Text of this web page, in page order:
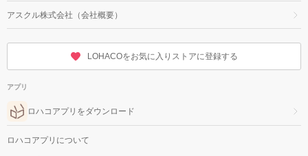
アスクル株式会社（会社概要）
LOHACOをお気に入りストアに登録する
アプリ
ロハコアプリをダウンロード
ロハコアプリについて